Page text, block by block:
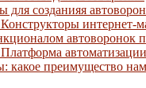
для созданияя
Конструкторы интернет-
автоворонок
Платформа
какое преимущество нам